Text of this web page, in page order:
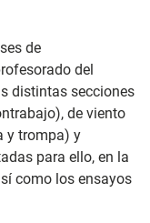
de
del
distintas secciones
de viento
y trompa) y
para ello, en la
como los ensayos